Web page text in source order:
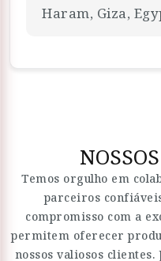
Haram, Giza,
Temos orgulho em
parceiros
compromisso com a
permitem oferecer
nossos valiosos